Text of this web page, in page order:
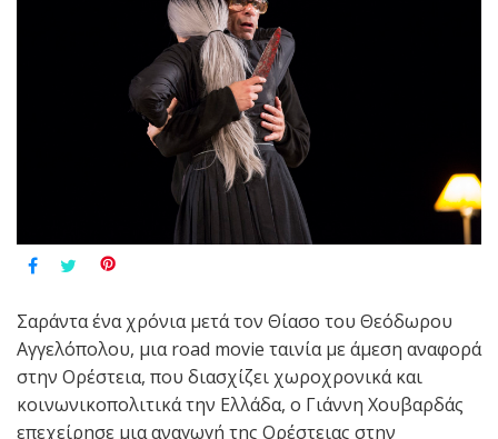
Σαράντα ένα χρόνια μετά τον Θίασο του Θεόδωρου
Αγγελόπολου, μια road movie ταινία με άμεση αναφορά
στην Ορέστεια, που διασχίζει χωροχρονικά και
κοινωνικοπολιτικά την Ελλάδα, ο Γιάννη Χουβαρδάς
επεχείρησε μια αναγωγή της Ορέστειας στην